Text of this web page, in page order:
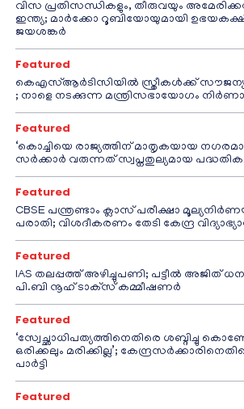
വിസ പ്രതിസന്ധികളും, തീരുവയും
ഇന്ത്യ; മാർക്കോ റൂബിയോയുമായി
ജയശങ്കർ
Featured
കെഎസ്ആർടിസിയിൽ സ്ത്രീകൾക്ക് സൗജന്യ
; നാളെ നടക്കുന്ന മന്ത്രിസഭായോഗം
Featured
‘കൊച്ചിയെ രാജ്യത്തിന് മാതൃകയായ
സർക്കാർ വരുന്നത് സ്വപ്നതുല്യമായ
Featured
CBSE പന്ത്രണ്ടാം ക്ലാസ് പരീക്ഷാ
പരാതി; വിശദീകരണം തേടി കേന്ദ്ര
Featured
IAS തലപ്പത്ത് അഴിച്ചുപണി; പട്ടീല്‍ അജിത്
പി.ബി നൂഹ് ടാക്‌സ് കമ്മീഷണര്‍
Featured
‘സ്വേച്ഛാധിപത്യത്തിനെതിരെ ശബ്ദിച്ചു
ഒരിക്കലും മരിക്കില്ല’;
പാർട്ടി
Featured